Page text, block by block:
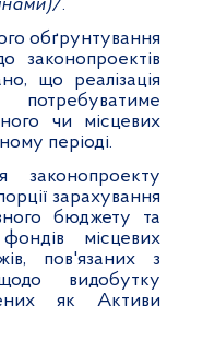
.
обґрунтування
законопроектів
що реалізація
чи місцевих
періоді.
законопроекту
зарахування
бюджету та
місцевих
пов'язаних з
видобутку
як Активи